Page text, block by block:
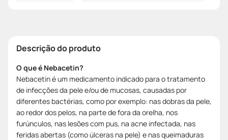
Descrição do produto
O que é Nebacetin?
Nebacetin é um medicamento indicado para o tratamento
de infecções da pele e/ou de mucosas, causadas por
diferentes bactérias, como por exemplo: nas dobras da pele,
ao redor dos pelos, na parte de fora da orelha, nos
furúnculos, nas lesões com pus, na acne infectada, nas
feridas abertas (como úlceras na pele) e nas queimaduras